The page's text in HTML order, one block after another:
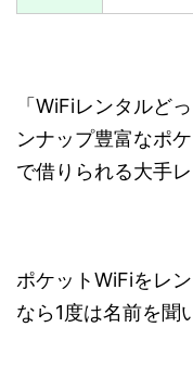
「WiFiレンタルど
ンナップ豊富なポ
で借りられる大手
ポケットWiFiをレ
なら1度は名前を聞